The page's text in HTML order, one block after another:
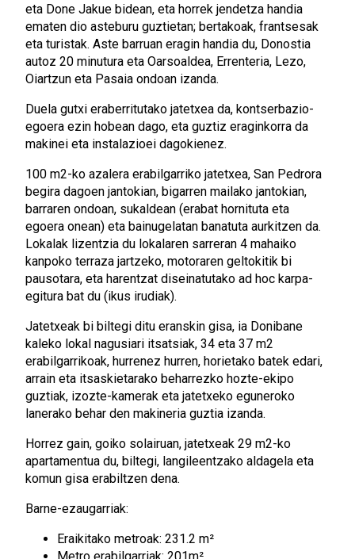
eta Done Jakue bidean, eta horrek jendetza handia
ematen dio asteburu guztietan; bertakoak, frantsesak
eta turistak. Aste barruan eragin handia du, Donostia
autoz 20 minutura eta Oarsoaldea, Errenteria, Lezo,
Oiartzun eta Pasaia ondoan izanda.
Duela gutxi eraberritutako jatetxea da, kontserbazio-
egoera ezin hobean dago, eta guztiz eraginkorra da
makinei eta instalazioei dagokienez.
100 m2-ko azalera erabilgarriko jatetxea, San Pedrora
begira dagoen jantokian, bigarren mailako jantokian,
barraren ondoan, sukaldean (erabat hornituta eta
egoera onean) eta bainugelatan banatuta aurkitzen da.
Lokalak lizentzia du lokalaren sarreran 4 mahaiko
kanpoko terraza jartzeko, motoraren geltokitik bi
pausotara, eta harentzat diseinatutako ad hoc karpa-
egitura bat du (ikus irudiak).
Jatetxeak bi biltegi ditu eranskin gisa, ia Donibane
kaleko lokal nagusiari itsatsiak, 34 eta 37 m2
erabilgarrikoak, hurrenez hurren, horietako batek edari,
arrain eta itsaskietarako beharrezko hozte-ekipo
guztiak, izozte-kamerak eta jatetxeko eguneroko
lanerako behar den makineria guztia izanda.
Horrez gain, goiko solairuan, jatetxeak 29 m2-ko
apartamentua du, biltegi, langileentzako aldagela eta
komun gisa erabiltzen dena.
Barne-ezaugarriak:
Eraikitako metroak: 231.2 m²